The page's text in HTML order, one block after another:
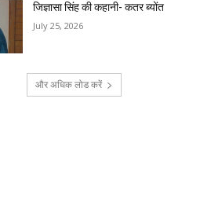
जिज्ञासा सिंह की कहानी- कतर ब्योंत
July 25, 2026
और अधिक लोड करें